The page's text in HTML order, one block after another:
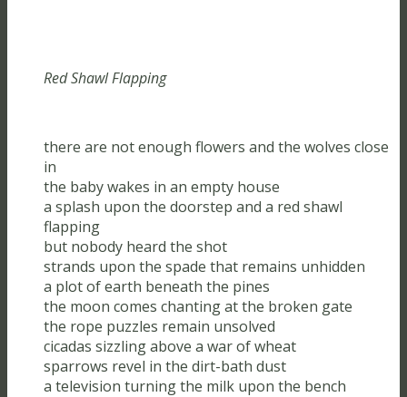
Red Shawl Flapping
there are not enough flowers and the wolves close
in
the baby wakes in an empty house
a splash upon the doorstep and a red shawl
flapping
but nobody heard the shot
strands upon the spade that remains unhidden
a plot of earth beneath the pines
the moon comes chanting at the broken gate
the rope puzzles remain unsolved
cicadas sizzling above a war of wheat
sparrows revel in the dirt-bath dust
a television turning the milk upon the bench